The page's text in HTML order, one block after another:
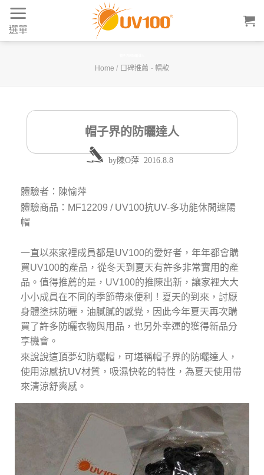
Skip
content
選單
Home / 口碑推薦 - 帽款
帽子界的防曬達人
by陳O萍 2016.8.8
體驗者：陳愉萍
體驗商品：MF12209 / UV100抗UV-多功能休閒遮陽
帽
一直以來家裡成員都是UV100的愛好者，年年都會購
買UV100的產品，從冬天到夏天有許多非常實用的產
品。值得推薦的是，UV100的推陳出新，讓家裡大大
小小成員在不同的季節帶來便利！夏天的到來，討厭
身體塗抹防曬，油膩膩的感覺，因此今年夏天再次購
買了許多防曬衣物與用品，也另外幸運的獲得新品分
享機會。
來說說這頂夢幻防曬帽，可堪稱帽子界的防曬達人，
使用涼感抗UV材質，吸濕快乾的特性，為夏天使用帶
來清涼舒爽感。